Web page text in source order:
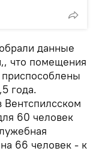
данные
что помещения
года.
60 человек
66 человек - к